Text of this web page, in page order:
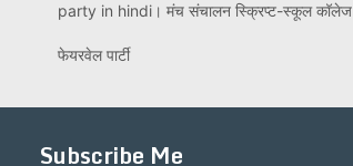
party in hindi। मंच संचालन स्क्रिप्ट-स्कूल कॉलेज
फेयरवेल पार्टी
Subscribe Me